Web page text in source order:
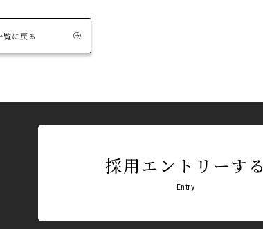
覧に戻る
採用エントリーする
Entry